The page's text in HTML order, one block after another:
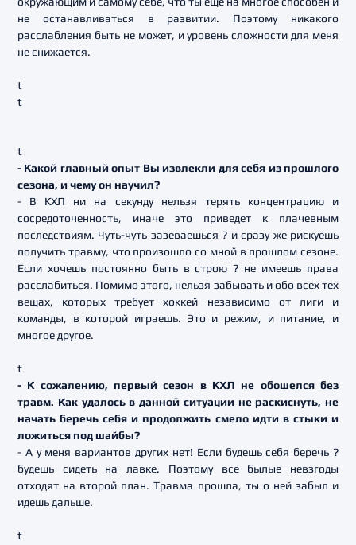
не останавливаться в развитии. Поэтому никакого
расслабления быть не может, и уровень сложности для меня
не снижается.
t
t
t
- Какой главный опыт Вы извлекли для себя из прошлого
сезона, и чему он научил?
- В КХЛ ни на секунду нельзя терять концентрацию и
сосредоточенность, иначе это приведет к плачевным
последствиям. Чуть-чуть зазеваешься ? и сразу же рискуешь
получить травму, что произошло со мной в прошлом сезоне.
Если хочешь постоянно быть в строю ? не имеешь права
расслабиться. Помимо этого, нельзя забывать и обо всех тех
вещах, которых требует хоккей независимо от лиги и
команды, в которой играешь. Это и режим, и питание, и
многое другое.
t
- К сожалению, первый сезон в КХЛ не обошелся без
травм. Как удалось в данной ситуации не раскиснуть, не
начать беречь себя и продолжить смело идти в стыки и
ложиться под шайбы?
- А у меня вариантов других нет! Если будешь себя беречь ?
будешь сидеть на лавке. Поэтому все былые невзгоды
отходят на второй план. Травма прошла, ты о ней забыл и
идешь дальше.
t